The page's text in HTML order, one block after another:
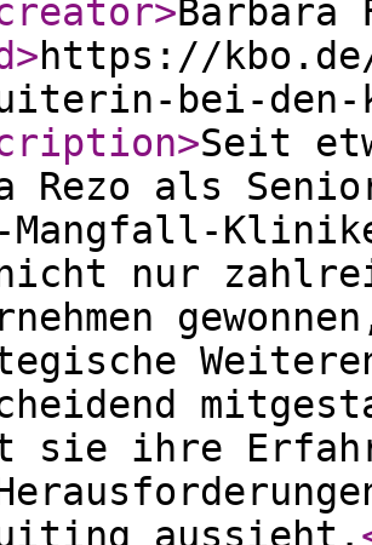
>Barbara
>https://
bei-den-
>Seit
Rezo als
Mangfall-
nur
ihre
aussieht.